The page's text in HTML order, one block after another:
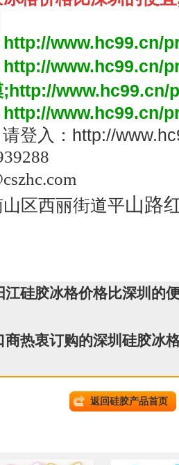
http://www.hc99.cn/
http://www.hc99.cn/
http://www.hc99.cn/
http://www.hc99.cn/
入：http://
区西丽街道平山路
江硅胶冰格价格比深圳的
商热衷订购的深圳硅胶冰
返回硅胶产品首页